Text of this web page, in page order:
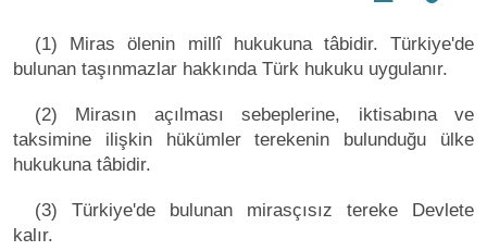
(1) Miras ölenin millî hukukuna tâbidir. Türkiye'de
bulunan taşınmazlar hakkında Türk hukuku uygulanır.
(2) Mirasın açılması sebeplerine, iktisabına ve
taksimine ilişkin hükümler terekenin bulunduğu ülke
hukukuna tâbidir.
(3) Türkiye'de bulunan mirasçısız tereke Devlete
kalır.